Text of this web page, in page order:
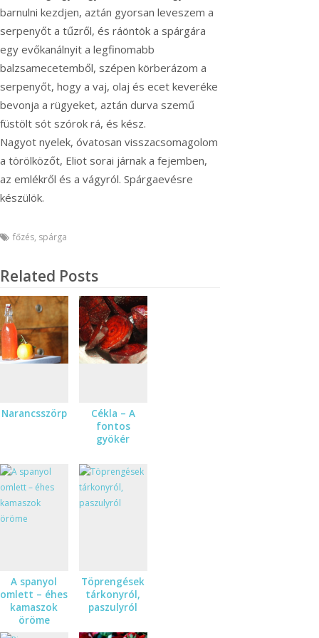
barnulni kezdjen, aztán gyorsan leveszem a
serpenyőt a tűzről, és ráöntök a spárgára
egy evőkanálnyit a legfinomabb
balzsamecetemből, szépen körberázom a
serpenyőt, hogy a vaj, olaj és ecet keveréke
bevonja a rügyeket, aztán durva szemű
füstölt sót szórok rá, és kész.
Nagyot nyelek, óvatosan visszacsomagolom
a törölközőt, Eliot sorai járnak a fejemben,
az emlékről és a vágyról. Spárgaevésre
készülök.
főzés, spárga
Related Posts
Narancsszörp
Cékla – A
fontos
gyökér
A spanyol
omlett – éhes
kamaszok
öröme
Töprengések
tárkonyról,
paszulyról